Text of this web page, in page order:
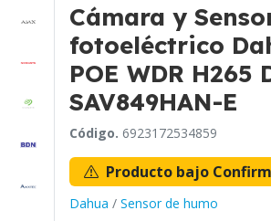
Cámara y
fotoeléctrico
POE WDR H265
SAV849HAN-E
Código. 6923172534859
Producto bajo
Dahua / Sensor de humo